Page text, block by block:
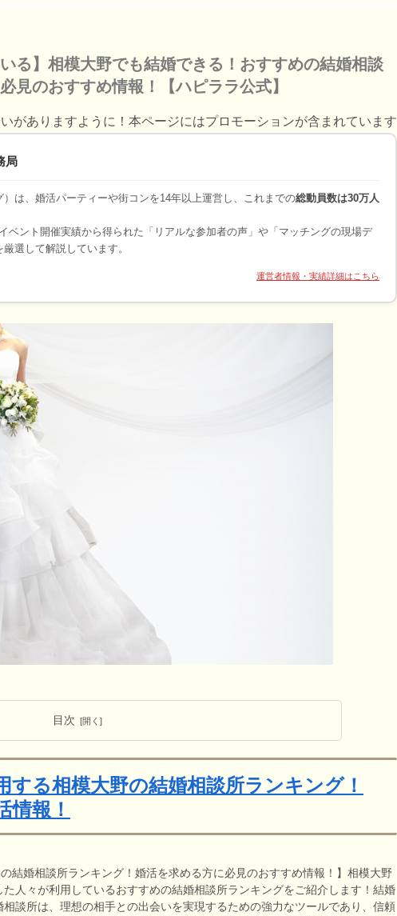
る】相模大野でも結婚できる！おすすめの結婚相談
見のおすすめ情報！【ハピララ公式】
がありますように！本ページにはプロモーションが含まれています
局
は、婚活パーティーや街コンを14年以上運営し、これまでの総動員数は30万人
ベント開催実績から得られた「リアルな参加者の声」や「マッチングの現場デ
選して解説しています。
運営者情報・実績詳細はこちら
目次
る相模大野の結婚相談所ランキング！
情報！
結婚相談所ランキング！婚活を求める方に必見のおすすめ情報！】相模大野
人々が利用しているおすすめの結婚相談所ランキングをご紹介します！結婚
談所は、理想の相手との出会いを実現するための強力なツールであり、信頼